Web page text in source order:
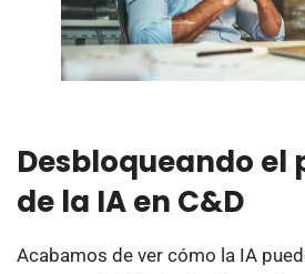
Desbloqueando el
de la IA en C&D
Acabamos de ver cómo la IA